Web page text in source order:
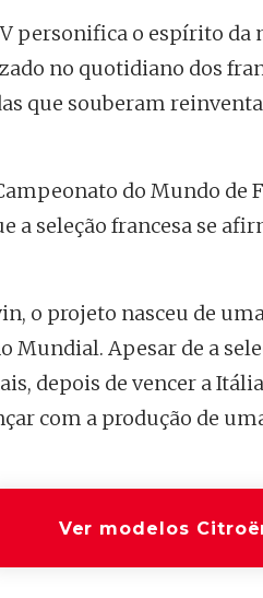
personifica o espírito da
no quotidiano dos
que souberam
do Mundo de
a seleção francesa se
o projeto nasceu de
Mundial. Apesar de a
depois de vencer a
com a produção de
Ver modelos